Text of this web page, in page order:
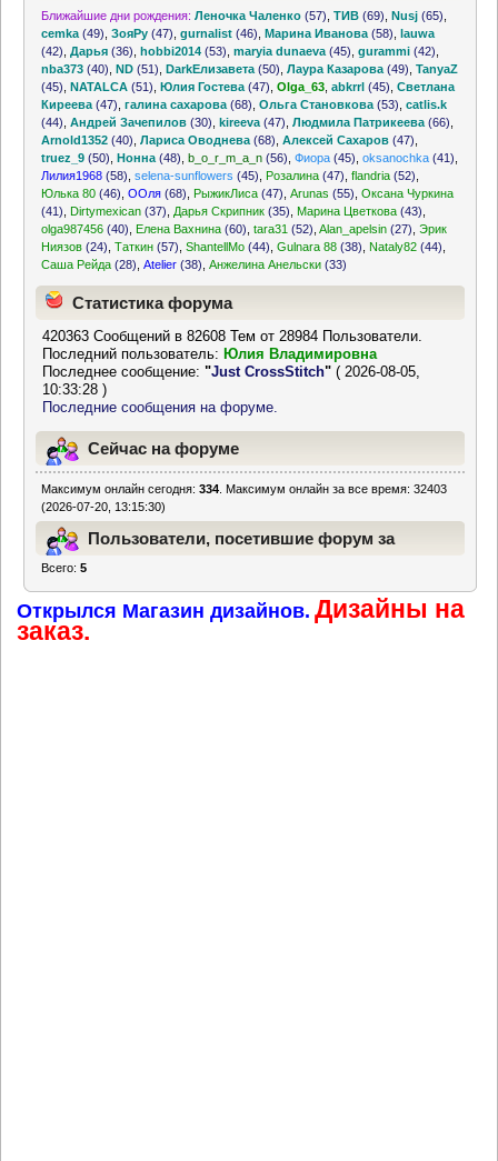
Ближайшие дни рождения: Леночка Чаленко (57) ,ТИВ (69) ,Nusj (65)
cemka (49) ,ЗояРу (47) ,gurnalist (46) ,Марина Иванова (58) ,lauwa
(42) ,Дарья (36) ,hobbi2014 (53) ,maryia dunaeva (45) ,gurammi (42)
nba373 (40) ,ND (51) ,DarkЕлизавета (50) ,Лаура Казарова (49) ,TanyaZ
(45) ,NATALCA (51) ,Юлия Гостева (47) ,Olga_63 ,abkrrl (45) ,Светлана
Киреева (47) ,галина сахарова (68) ,Ольга Становкова (53) ,catlis.k
(44) ,Андрей Зачепилов (30) ,kireeva (47) ,Людмила Патрикеева (66)
Arnold1352 (40) ,Лариса Оводнева (68) ,Алексей Сахаров (47)
truez_9 (50) ,Нонна (48) ,b_o_r_m_a_n (56) ,Фиора (45) ,oksanochka (41)
Лилия1968 (58) ,selena-sunflowers (45) Розалина (47) ,flandria (52)
Юлька 80 (46) ,ООля (68) РыжикЛиса (47) ,Arunas (55) ,Оксана Чуркина
(41)
Dirtymexican (37) Дарья Скрипник (35) Марина Цветкова (43)
olga987456 (40) Елена Вахнина (60) ,tara31 (52) ,Alan_apelsin (27) ,Эрик
Ниязов (24) ,Таткин (57) ,ShantellMo (44) ,Gulnara 88 (38) Nataly82 (44)
Саша Рейда (28) ,Atelier (38) ,Анжелина Анельски (33)
Статистика форума
420363 Сообщений в 82608 Тем от 28984 Пользователи.
Последний пользователь: Юлия Владимировна
Последнее сообщение:"Just CrossStitch" ( 2026-08-05,
10:33:28 )
Последние сообщения на форуме.
Сейчас на форуме
Максимум онлайн сегодня:334 . Максимум онлайн за все время: 32403
(2026-07-20, 13:15:30)
Пользователи, посетившие форум за
Всего:5
Открылся Магазин дизайнов. Дизайны на
заказ.